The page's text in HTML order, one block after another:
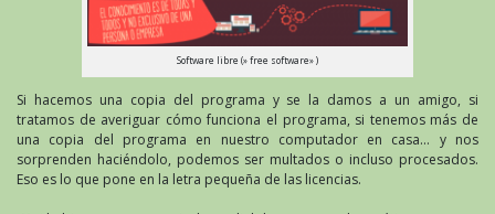
Software libre (» free software» )
Si hacemos una copia del programa y se la damos a un amigo, si
tratamos de averiguar cómo funciona el programa, si tenemos más de
una copia del programa en nuestro computador en casa… y nos
sorprenden haciéndolo, podemos ser multados o incluso procesados.
Eso es lo que pone en la letra pequeña de las licencias.